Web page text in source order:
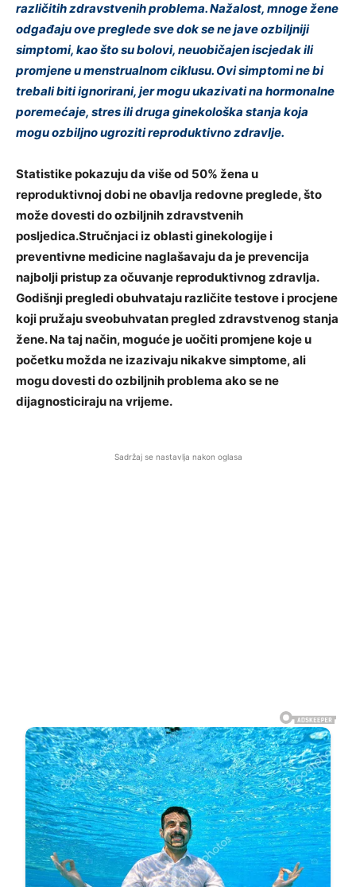
različitih zdravstvenih problema. Nažalost, mnoge žene
odgađaju ove preglede sve dok se ne jave ozbiljniji
simptomi, kao što su bolovi, neuobičajen iscjedak ili
promjene u menstrualnom ciklusu. Ovi simptomi ne bi
trebali biti ignorirani, jer mogu ukazivati na hormonalne
poremećaje, stres ili druga ginekološka stanja koja
mogu ozbiljno ugroziti reproduktivno zdravlje.
Statistike pokazuju da više od 50% žena u
reproduktivnoj dobi ne obavlja redovne preglede, što
može dovesti do ozbiljnih zdravstvenih
posljedica.Stručnjaci iz oblasti ginekologije i
preventivne medicine naglašavaju da je prevencija
najbolji pristup za očuvanje reproduktivnog zdravlja.
Godišnji pregledi obuhvataju različite testove i procjene
koji pružaju sveobuhvatan pregled zdravstvenog stanja
žene. Na taj način, moguće je uočiti promjene koje u
početku možda ne izazivaju nikakve simptome, ali
mogu dovesti do ozbiljnih problema ako se ne
dijagnosticiraju na vrijeme.
Sadržaj se nastavlja nakon oglasa